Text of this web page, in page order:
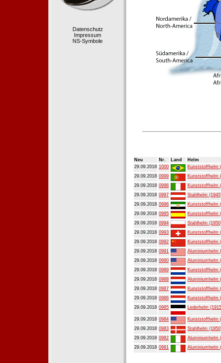
Datenschutz
Impressum
NS-Symbole
Neu Nr. Land
Helm
29.09.2018 1000
Kunststoffhelm
29.09.2018 0999
Kunststoffhelm
29.09.2018 0998
Kunststoffhelm
29.09.2018 0997
Stahlhelm
29.09.2018 0996
Kunststoffhelm
29.09.2018 0995
Kunststoffhelm
29.09.2018 0994
Stahlhelm
29.09.2018 0993
Kunststoffhelm
29.09.2018 0992
Kunststoffhelm
29.09.2018 0991
Aluminiumhelm
29.09.2018 0990
Aluminiumhelm
29.09.2018 0989
Kunststoffhelm
29.09.2018 0988
Aluminiumhelm
29.09.2018 0987
Kunststoffhelm
29.09.2018 0986
Kunststoffhelm
29.09.2018 0985 Lederhelm
29.09.2018 0984
Kunststoffhelm
29.09.2018 0983
Stahlhelm
29.09.2018 0982
Aluminiumhelm
29.09.2018 0981 Aluminiumhelm